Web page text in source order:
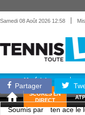
Samedi 08 Août 2026 12:58 |
Matériel
SCORES EN
DIRECT
ATP
Partager
Soumis par ten acele